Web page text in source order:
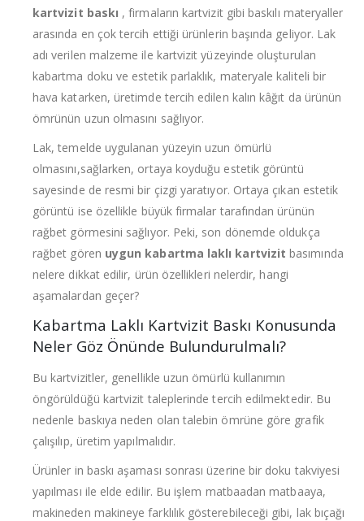
kartvizit baskı , firmaların kartvizit gibi baskılı materyaller
arasında en çok tercih ettiği ürünlerin başında geliyor. Lak
adı verilen malzeme ile kartvizit yüzeyinde oluşturulan
kabartma doku ve estetik parlaklık, materyale kaliteli bir
hava katarken, üretimde tercih edilen kalın kâğıt da ürünün
ömrünün uzun olmasını sağlıyor.
Lak, temelde uygulanan yüzeyin uzun ömürlü
olmasını,sağlarken, ortaya koyduğu estetik görüntü
sayesinde de resmi bir çizgi yaratıyor. Ortaya çıkan estetik
görüntü ise özellikle büyük firmalar tarafından ürünün
rağbet görmesini sağlıyor. Peki, son dönemde oldukça
rağbet gören uygun kabartma laklı kartvizit basımında
nelere dikkat edilir, ürün özellikleri nelerdir, hangi
aşamalardan geçer?
Kabartma Laklı Kartvizit Baskı Konusunda
Neler Göz Önünde Bulundurulmalı?
Bu kartvizitler, genellikle uzun ömürlü kullanımın
öngörüldüğü kartvizit taleplerinde tercih edilmektedir. Bu
nedenle baskıya neden olan talebin ömrüne göre grafik
çalışılıp, üretim yapılmalıdır.
Ürünler in baskı aşaması sonrası üzerine bir doku takviyesi
yapılması ile elde edilir. Bu işlem matbaadan matbaaya,
makineden makineye farklılık gösterebileceği gibi, lak bıçağı